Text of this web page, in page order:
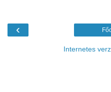
‹
Internetes